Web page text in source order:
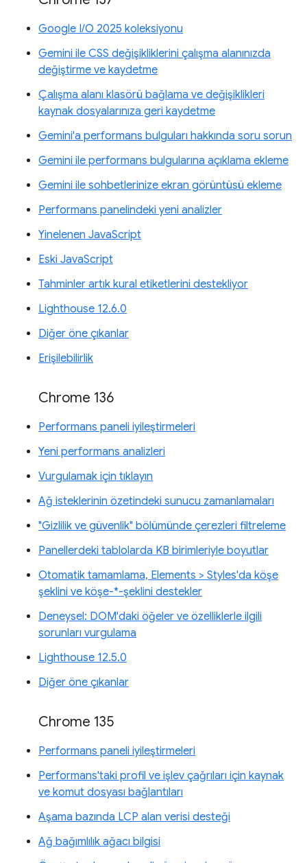
Google I/O 2025 koleksiyonu
Gemini ile CSS değişikliklerini çalışma alanınızda
değiştirme ve kaydetme
Çalışma alanı klasörü bağlama ve değişiklikleri
kaynak dosyalarınıza geri kaydetme
Gemini'a performans bulguları hakkında soru sorun
Gemini ile performans bulgularına açıklama ekleme
Gemini ile sohbetlerinize ekran görüntüsü ekleme
Performans panelindeki yeni analizler
Yinelenen JavaScript
Eski JavaScript
Tahminler artık kural etiketlerini destekliyor
Lighthouse 12.6.0
Diğer öne çıkanlar
Erişilebilirlik
Chrome 136
Performans paneli iyileştirmeleri
Yeni performans analizleri
Vurgulamak için tıklayın
Ağ isteklerinin özetindeki sunucu zamanlamaları
"Gizlilik ve güvenlik" bölümünde çerezleri filtreleme
Panellerdeki tablolarda KB birimleriyle boyutlar
Otomatik tamamlama, Elements > Styles'da köşe
şeklini ve köşe-*-şeklini destekler
Deneysel: DOM'daki öğeler ve özelliklerle ilgili
sorunları vurgulama
Lighthouse 12.5.0
Diğer öne çıkanlar
Chrome 135
Performans paneli iyileştirmeleri
Performans'taki profil ve işlev çağrıları için kaynak
ve komut dosyası bağlantıları
Aşama bazında LCP alan verisi desteği
Ağ bağımlılık ağacı bilgisi